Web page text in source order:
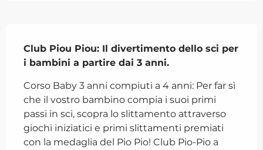
Club Piou Piou: Il divertimento dello sci per
i bambini a partire dai 3 anni.
Corso Baby 3 anni compiuti a 4 anni: Per far sì
che il vostro bambino compia i suoi primi
passi in sci, scopra lo slittamento attraverso
giochi iniziatici e primi slittamenti premiati
con la medaglia del Pio Pio! Club Pio-Pio a